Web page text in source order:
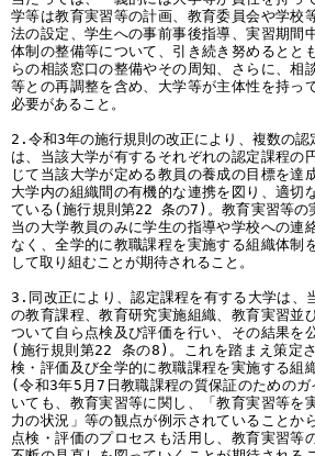
学等は教育実習等の計画、教育委員会や学校
法の設定、学生への事前事後指導、実習期間
体制の整備等について、引き続き努めるとと
らの相談窓口の整備やその周知、さらに、相
等との再調整を含め、大学等が主体性を持っ
必要があること。
2.令和3年の施行規則の改正により、複数の認
は、当該大学が有するそれぞれの認定課程の
じて当該大学が定める教員の養成の目標を達
大学内の組織間の有機的な連携を図り、適切
ている(施行規則第22 条の7)。教育実習等の
当の大学教員のみに学生の指導や学校への連
なく、全学的に教職課程を実施する組織体制
して取り組むことが期待されること。
3.同改正により、認定課程を有する大学は、
の教育課程、教育研究実施組織、教育実習並
ついて自ら点検及び評価を行い、その結果を
(施行規則第22 条の8)。これを踏まえ策定
検・評価及び全学的に教職課程を実施する組
(令和3年5月7日教職課程の質保証のための
いても、教育実習等に関し、「教育実習等を
力の状況」等の観点が例示されていることか
点検・評価のプロセスも活用し、教育実習等